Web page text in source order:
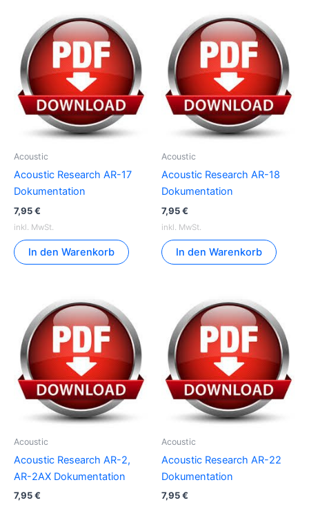
Acoustic
Acoustic Research AR-17
Dokumentation
7,95€
inkl. MwSt.
In den Warenkorb
Acoustic
Acoustic Research AR-18
Dokumentation
7,95€
inkl. MwSt.
In den Warenkorb
Acoustic
Acoustic Research AR-2,
AR-2AX Dokumentation
7,95€
Acoustic
Acoustic Research AR-22
Dokumentation
7,95€